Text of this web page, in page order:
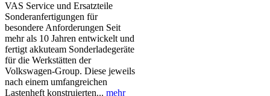
VAS Service und Ersatzteile
Sonderanfertigungen für
besondere Anforderungen Seit
mehr als 10 Jahren entwickelt und
fertigt akkuteam Sonderladegeräte
für die Werkstätten der
Volkswagen-Group. Diese jeweils
nach einem umfangreichen
Lastenheft konstruierten... mehr